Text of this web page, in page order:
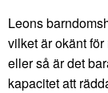
Leons
vilket är okänt
eller så är det
kapacitet att